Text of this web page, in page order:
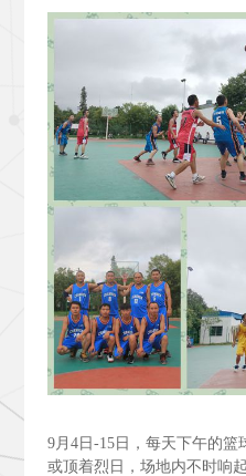
9月4日-15日，每天下午的篮
或顶着烈日，场地内不时响